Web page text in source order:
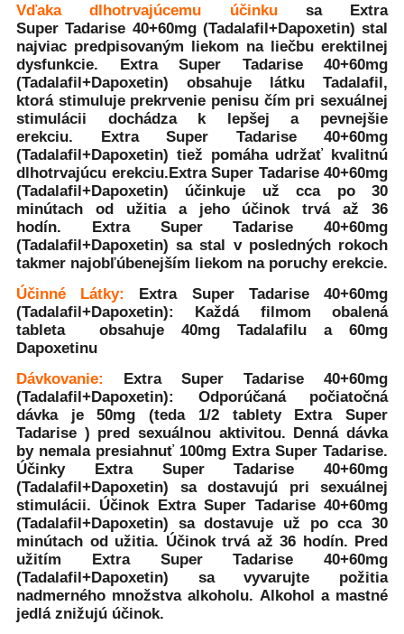
Vďaka dlhotrvajúcemu účinkusa Extra
Super Tadarise 40+60mg (Tadalafil+Dapoxetin) stal
najviac predpisovaným liekom na liečbu erektilnej
dysfunkcie. Extra Super Tadarise 40+60mg
(Tadalafil+Dapoxetin) obsahuje látku Tadalafil,
ktorá stimuluje prekrvenie penisu čím pri sexuálnej
stimulácii dochádza k lepšej a pevnejšie
erekciu. Extra Super Tadarise 40+60mg
(Tadalafil+Dapoxetin) tiež pomáha udržať kvalitnú
dlhotrvajúcu erekciu.Extra Super Tadarise 40+60mg
(Tadalafil+Dapoxetin) účinkuje už cca po 30
minútach od užitia a jeho účinok trvá až 36
hodín. Extra Super Tadarise 40+60mg
(Tadalafil+Dapoxetin) sa stal v posledných rokoch
takmer najobľúbenejším liekom na poruchy erekcie.
Účinné Látky:
Extra Super Tadarise 40+60mg
(Tadalafil+Dapoxetin): Každá filmom obalená
tableta
obsahuje 40mg Tadalafilu a 60mg
Dapoxetinu
Dávkovanie: Extra Super Tadarise 40+60mg
(Tadalafil+Dapoxetin): Odporúčaná počiatočná
dávka je 50mg (teda 1/2 tablety Extra Super
Tadarise ) pred sexuálnou aktivitou. Denná dávka
by nemala presiahnuť 100mg Extra Super Tadarise.
Účinky Extra Super Tadarise 40+60mg
(Tadalafil+Dapoxetin) sa dostavujú pri sexuálnej
stimulácii. Účinok Extra Super Tadarise 40+60mg
(Tadalafil+Dapoxetin) sa dostavuje už po cca 30
minútach od užitia. Účinok trvá až 36 hodín. Pred
užitím Extra Super Tadarise 40+60mg
(Tadalafil+Dapoxetin) sa vyvarujte požitia
nadmerného množstva alkoholu. Alkohol a mastné
jedlá znižujú účinok.